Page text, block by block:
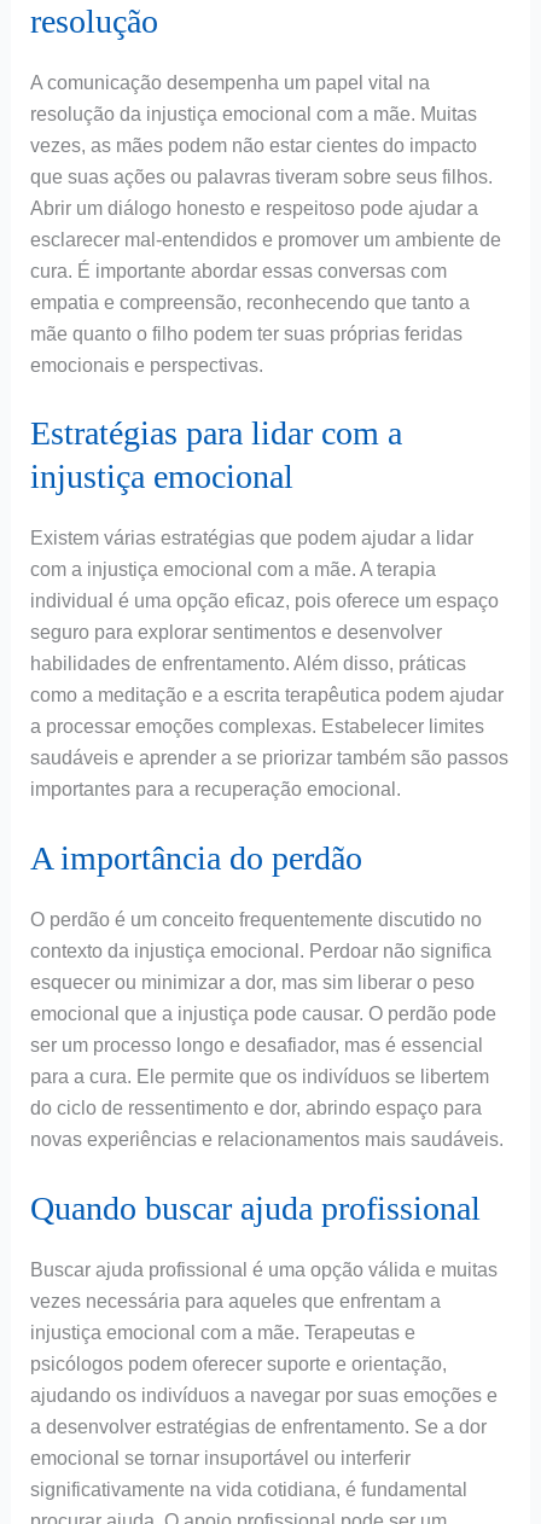
resolução
A comunicação desempenha um papel vital na
resolução da injustiça emocional com a mãe. Muitas
vezes, as mães podem não estar cientes do impacto
que suas ações ou palavras tiveram sobre seus filhos.
Abrir um diálogo honesto e respeitoso pode ajudar a
esclarecer mal-entendidos e promover um ambiente de
cura. É importante abordar essas conversas com
empatia e compreensão, reconhecendo que tanto a
mãe quanto o filho podem ter suas próprias feridas
emocionais e perspectivas.
Estratégias para lidar com a
injustiça emocional
Existem várias estratégias que podem ajudar a lidar
com a injustiça emocional com a mãe. A terapia
individual é uma opção eficaz, pois oferece um espaço
seguro para explorar sentimentos e desenvolver
habilidades de enfrentamento. Além disso, práticas
como a meditação e a escrita terapêutica podem ajudar
a processar emoções complexas. Estabelecer limites
saudáveis e aprender a se priorizar também são passos
importantes para a recuperação emocional.
A importância do perdão
O perdão é um conceito frequentemente discutido no
contexto da injustiça emocional. Perdoar não significa
esquecer ou minimizar a dor, mas sim liberar o peso
emocional que a injustiça pode causar. O perdão pode
ser um processo longo e desafiador, mas é essencial
para a cura. Ele permite que os indivíduos se libertem
do ciclo de ressentimento e dor, abrindo espaço para
novas experiências e relacionamentos mais saudáveis.
Quando buscar ajuda profissional
Buscar ajuda profissional é uma opção válida e muitas
vezes necessária para aqueles que enfrentam a
injustiça emocional com a mãe. Terapeutas e
psicólogos podem oferecer suporte e orientação,
ajudando os indivíduos a navegar por suas emoções e
a desenvolver estratégias de enfrentamento. Se a dor
emocional se tornar insuportável ou interferir
significativamente na vida cotidiana, é fundamental